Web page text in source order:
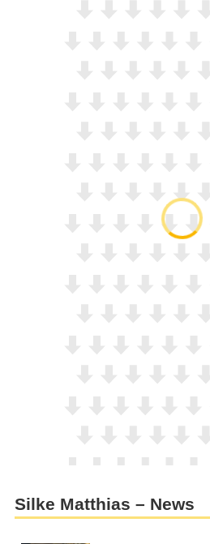
Silke Matthias – News